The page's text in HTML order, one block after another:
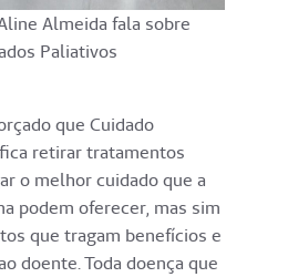
Almeida fala sobre
Paliativos
que Cuidado
retirar tratamentos
o melhor cuidado que a
podem oferecer, mas sim
que tragam benefícios e
doente. Toda doença que